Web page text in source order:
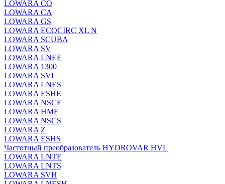
LOWARA CO
LOWARA CA
LOWARA GS
LOWARA ECOCIRC XL N
LOWARA SCUBA
LOWARA SV
LOWARA LNEE
LOWARA 1300
LOWARA SVI
LOWARA LNES
LOWARA ESHE
LOWARA NSCE
LOWARA HME
LOWARA NSCS
LOWARA Z
LOWARA ESHS
Частотный преобразователь HYDROVAR HVL
LOWARA LNTE
LOWARA LNTS
LOWARA SVH